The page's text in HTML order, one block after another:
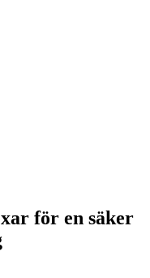
för en säker